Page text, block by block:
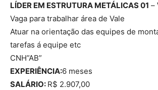
LÍDER EM ESTRUTURA METÁLICAS 01 –
Vaga para trabalhar área de Vale
Atuar na orientação das equipes de
tarefas á equipe etc
CNH”AB”
EXPERIÊNCIA:6 meses
SALÁRIO: R$ 2.907,00